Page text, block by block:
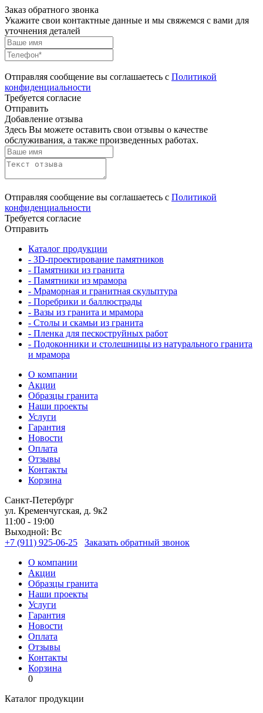
Заказ обратного звонка
Укажите свои контактные данные и мы свяжемся с вами для
уточнения деталей
Отправляя сообщение вы соглашаетесь с Политикой
конфиденциальности
Требуется согласие
Отправить
Добавление отзыва
Здесь Вы можете оставить свои отзывы о качестве
обслуживания, а также произведенных работах.
Отправляя сообщение вы соглашаетесь с Политикой
конфиденциальности
Требуется согласие
Отправить
Каталог продукции
- 3D-проектирование памятников
- Памятники из гранита
- Памятники из мрамора
- Мраморная и гранитная скульптура
- Поребрики и баллюстрады
- Вазы из гранита и мрамора
- Столы и скамьи из гранита
- Пленка для пескоструйных работ
- Подоконники и столешницы из натурального гранита
и мрамора
О компании
Акции
Образцы гранита
Наши проекты
Услуги
Гарантия
Новости
Оплата
Отзывы
Контакты
Корзина
Санкт-Петербург
ул. Кременчугская, д. 9к2
11:00 - 19:00
Выходной: Вс
+7 (911) 925-06-25
Заказать обратный звонок
О компании
Акции
Образцы гранита
Наши проекты
Услуги
Гарантия
Новости
Оплата
Отзывы
Контакты
Корзина
0
Каталог продукции